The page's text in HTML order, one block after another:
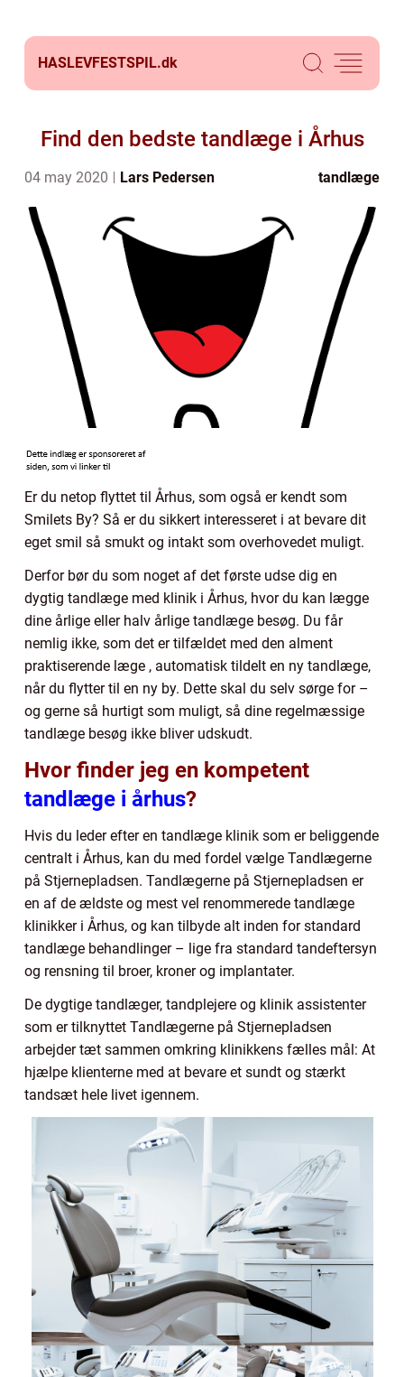
HASLEVFESTSPIL.dk
Find den bedste tandlæge i Århus
04 may 2020 Lars Pedersen tandlæge
Er du netop flyttet til Århus, som også er kendt som
Smilets By? Så er du sikkert interesseret i at bevare dit
eget smil så smukt og intakt som overhovedet muligt.
Derfor bør du som noget af det første udse dig en
dygtig tandlæge med klinik i Århus, hvor du kan lægge
dine årlige eller halv årlige tandlæge besøg. Du får
nemlig ikke, som det er tilfældet med den alment
praktiserende læge , automatisk tildelt en ny tandlæge,
når du flytter til en ny by. Dette skal du selv sørge for –
og gerne så hurtigt som muligt, så dine regelmæssige
tandlæge besøg ikke bliver udskudt.
Hvor finder jeg en kompetent
tandlæge i århus?
Hvis du leder efter en tandlæge klinik som er beliggende
centralt i Århus, kan du med fordel vælge Tandlægerne
på Stjernepladsen. Tandlægerne på Stjernepladsen er
en af de ældste og mest vel renommerede tandlæge
klinikker i Århus, og kan tilbyde alt inden for standard
tandlæge behandlinger – lige fra standard tandeftersyn
og rensning til broer, kroner og implantater.
De dygtige tandlæger, tandplejere og klinik assistenter
som er tilknyttet Tandlægerne på Stjernepladsen
arbejder tæt sammen omkring klinikkens fælles mål: At
hjælpe klienterne med at bevare et sundt og stærkt
tandsæt hele livet igennem.